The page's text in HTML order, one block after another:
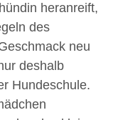
heranreift,
des
neu
deshalb
Hundeschule.